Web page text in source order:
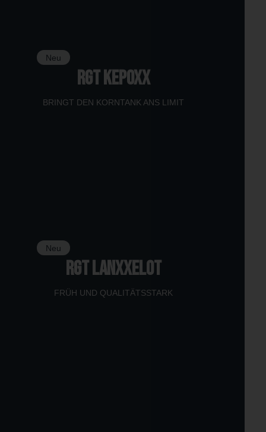
Neu
RGT KEPOXX
BRINGT DEN KORNTANK ANS LIMIT
Neu
RGT LANXXELOT
FRÜH UND QUALITÄTSSTARK